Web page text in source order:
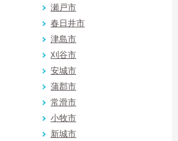
瀬戸市
春日井市
津島市
刈谷市
安城市
蒲郡市
常滑市
小牧市
新城市